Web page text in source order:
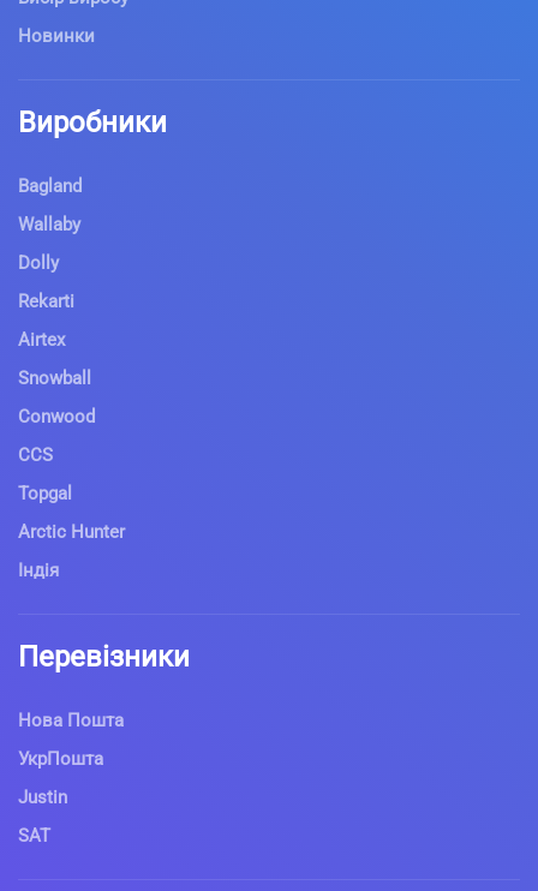
Новинки
Виробники
Bagland
Wallaby
Dolly
Rekarti
Airtex
Snowball
Conwood
CCS
Topgal
Arctic Hunter
Індія
Перевізники
Нова Пошта
УкрПошта
Justin
SAT